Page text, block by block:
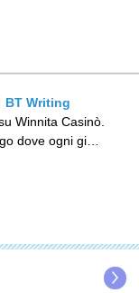
BT Writing
Winnita Casinò.
dove ogni gi…